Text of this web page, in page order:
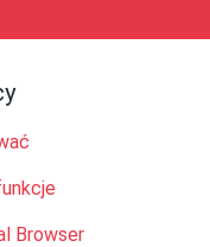
Browser